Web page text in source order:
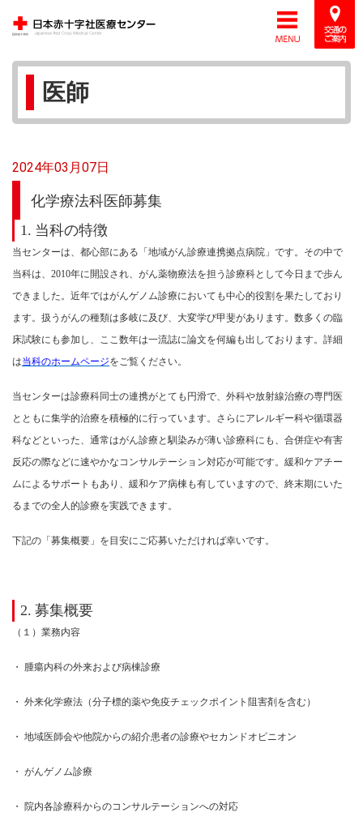
医師
2024年03月07日
化学療法科医師募集
1. 当科の特徴
当センターは、都心部にある「地域がん診療連携拠点病院」です。その中で
当科は、2010年に開設され、がん薬物療法を担う診療科として今日まで歩ん
できました。近年ではがんゲノム診療においても中心的役割を果たしており
ます。扱うがんの種類は多岐に及び、大変学び甲斐があります。数多くの臨
床試験にも参加し、ここ数年は一流誌に論文を何編も出しております。詳細
は当科のホームページをご覧ください。
当センターは診療科同士の連携がとても円滑で、外科や放射線治療の専門医
とともに集学的治療を積極的に行っています。さらにアレルギー科や循環器
科などといった、通常はがん診療と馴染みが薄い診療科にも、合併症や有害
反応の際などに速やかなコンサルテーション対応が可能です。緩和ケアチー
ムによるサポートもあり、緩和ケア病棟も有していますので、終末期にいた
るまでの全人的診療を実践できます。
下記の「募集概要」を目安にご応募いただければ幸いです。
2. 募集概要
（１）業務内容
・ 腫瘍内科の外来および病棟診療
・ 外来化学療法（分子標的薬や免疫チェックポイント阻害剤を含む）
・ 地域医師会や他院からの紹介患者の診療やセカンドオピニオン
・ がんゲノム診療
・ 院内各診療科からのコンサルテーションへの対応